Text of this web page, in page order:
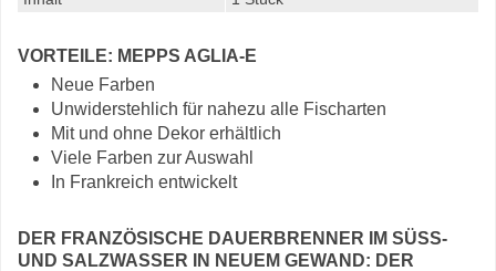
VORTEILE: MEPPS AGLIA-E
Neue Farben
Unwiderstehlich für nahezu alle Fischarten
Mit und ohne Dekor erhältlich
Viele Farben zur Auswahl
In Frankreich entwickelt
DER FRANZÖSISCHE DAUERBRENNER IM SÜSS- U
ND SALZWASSER IN NEUEM GEWAND: DER M